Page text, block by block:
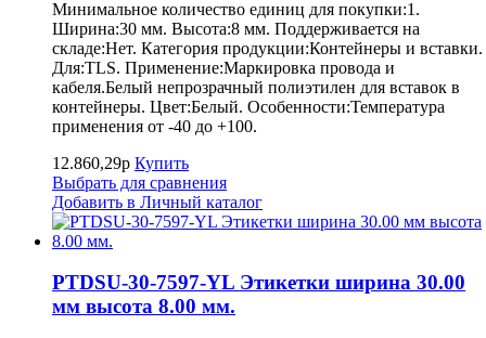
Минимальное количество единиц для покупки:1.
Ширина:30 мм. Высота:8 мм. Поддерживается на
складе:Нет. Категория продукции:Контейнеры и вставки.
Для:TLS. Применение:Маркировка провода и
кабеля.Белый непрозрачный полиэтилен для вставок в
контейнеры. Цвет:Белый. Особенности:Температура
применения от -40 до +100.
12.860,29р Купить
Выбрать для сравнения
Добавить в Личный каталог
PTDSU-30-7597-YL Этикетки ширина 30.00
мм высота 8.00 мм.